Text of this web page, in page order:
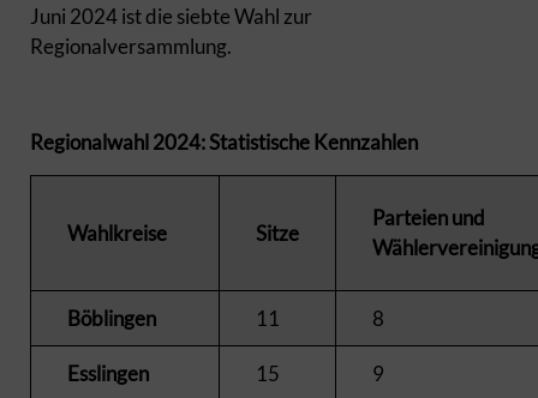
Juni 2024 ist die siebte Wahl zur
Regionalversammlung.
Regionalwahl 2024: Statistische Kennzahlen
Wahlkreise Sitze
Parteien und
Böblingen 11 8
Esslingen 15 9